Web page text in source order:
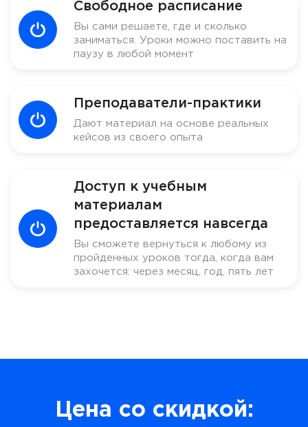
Свободное расписание
Вы сами решаете, где и сколько
заниматься. Уроки можно поставить на
паузу в любой момент
Преподаватели-практики
Дают материал на основе реальных
кейсов из своего опыта
Доступ к учебным
материалам
предоставляется навсегда
Вы сможете вернуться к любому из
пройденных уроков тогда, когда вам
захочется: через месяц, год, пять лет
Цена со скидкой: